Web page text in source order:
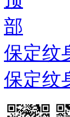
保定纹
保定纹